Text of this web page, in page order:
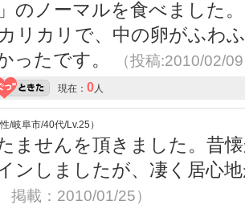
のノーマルを食べました
リカリで、中の卵がふわ
ったです。
（投稿:2010/02/
現在： 0人
/岐阜市/40代/Lv.25）
ませんを頂きました。昔
ンしましたが、凄く居心
載：2010/01/25）